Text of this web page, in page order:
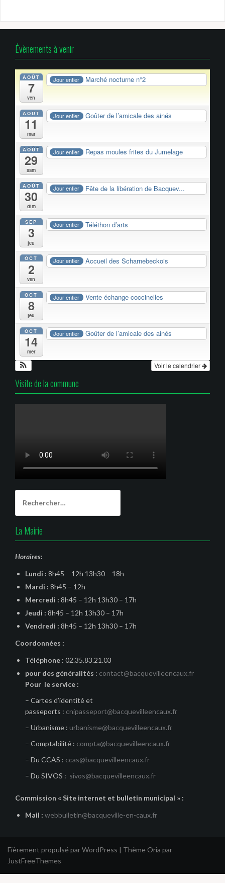
Évènements à venir
AOÛT
7
ven
Jour entier Marché nocturne n°2
AOÛT
11
mar
Jour entier Goûter de l’amicale des ainés
AOÛT
29
sam
Jour entier Repas moules frites du Jumelage
AOÛT
30
dim
Jour entier Fête de la libération de Bacquev...
SEP
3
jeu
Jour entier Téléthon d’arts
OCT
2
ven
Jour entier Accueil des Scharnebeckois
OCT
8
jeu
Jour entier Vente échange coccinelles
OCT
14
mer
Jour entier Goûter de l’amicale des ainés
Voir le calendrier
Visite de la commune
La Mairie
Horaires:
Lundi : 8h45 – 12h 13h30 – 18h
Mardi : 8h45 – 12h
Mercredi : 8h45 – 12h 13h30 – 17h
Jeudi : 8h45 – 12h 13h30 – 17h
Vendredi : 8h45 – 12h 13h30 – 17h
Coordonnées :
Téléphone : 02.35.83.21.03
pour des généralités : contact@bacquevilleencaux.fr
Pour le service :
– Cartes d’identité et
passeports : cnipasseport@bacquevilleencaux.fr
– Urbanisme : urbanisme@bacquevilleencaux.fr
– Comptabilité : compta@bacquevilleencaux.fr
– Du CCAS : ccas@bacquevilleencaux.fr
– Du SIVOS : sivos@bacquevilleencaux.fr
Commission « Site internet et bulletin municipal » :
Mail : webbulletin@bacqueville-en-caux.fr
Fièrement propulsé par WordPress | Thème Oria par
JustFreeThemes